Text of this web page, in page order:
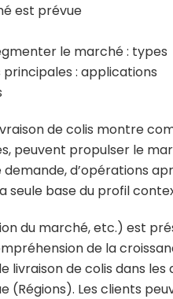
est prévue
le marché : types
: applications
de colis montre
peuvent propulser le
d’opérations
seule base du profil
du marché, etc.) est
de la
de colis dans les
Les clients